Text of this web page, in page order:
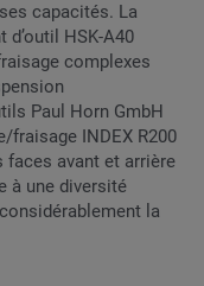
capacités. La
HSK-A40
complexes
Paul Horn GmbH
fraisage INDEX R200
faces avant et arrière
à une diversité
la